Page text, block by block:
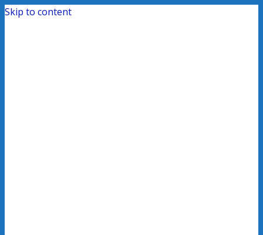
Skip to content